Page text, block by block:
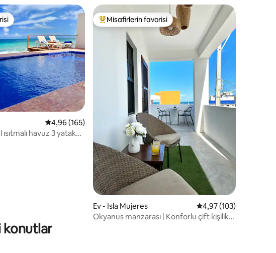
192 değerlendirme
5 üzerinden ortalama 4,96 puan, 165 değerlendirme
4,96 (165)
ısıtmalı havuz 3 yatak
Misafirlerin favorilerinden en beğenilenler arasında
Misafirlerin favorisi
Ev - Isla Mujeres 5 üzerinden ortalama
4,97 (103)
Okyanus manzarası | Konforlu çift kişilik
konutlar